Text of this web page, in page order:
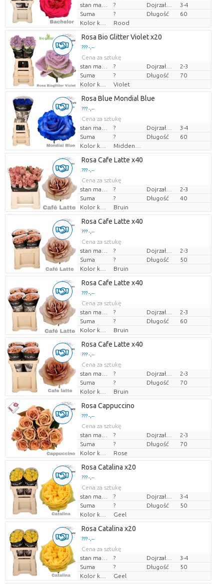
?
3-4
Suma
? Długość
60
Kolor kwiatów
Rood
Rosa Bio Glitter Violet x20
??? -,--
Cena za sztukę
?
2-3
Suma
? Długość
70
Kolor kwiatów
Violet
Rosa Blue Mondial Blue
??? -,--
Cena za sztukę
?
3-4
Suma
? Długość
60
Kolor kwiatów
Rosa Cafe Latte x40
??? -,--
Cena za sztukę
?
2-3
Suma
? Długość
40
Kolor kwiatów
Bruin
Rosa Cafe Latte x40
??? -,--
Cena za sztukę
?
2-3
Suma
? Długość
50
Kolor kwiatów
Bruin
Rosa Cafe Latte x40
??? -,--
Cena za sztukę
?
2-3
Suma
? Długość
60
Kolor kwiatów
Bruin
Rosa Cafe Latte x40
??? -,--
Cena za sztukę
?
2-3
Suma
? Długość
70
Kolor kwiatów
Bruin
Rosa Cappuccino
??? -,--
Cena za sztukę
?
2-3
Suma
? Długość
70
Kolor kwiatów
Rose
Rosa Catalina x20
??? -,--
Cena za sztukę
?
3-4
Suma
? Długość
50
Kolor kwiatów
Geel
Rosa Catalina x20
??? -,--
Cena za sztukę
?
3-4
Suma
? Długość
50
Kolor kwiatów
Geel